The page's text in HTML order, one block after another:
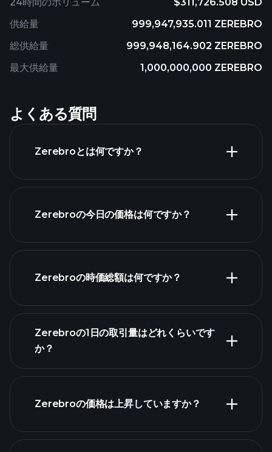
供給量
999,947,935.011 ZEREBRO
総供給量
999,948,164.902 ZEREBRO
最大供給量
1,000,000,000 ZEREBRO
よくある質問
Zerebroとは何ですか？
Zerebroの今日の価格は何ですか？
高度なチャート
Zerebroの時価総額は何ですか？
Zerebroの1日の取引量はどれくらいです
か？
Zerebroの価格は上昇していますか？